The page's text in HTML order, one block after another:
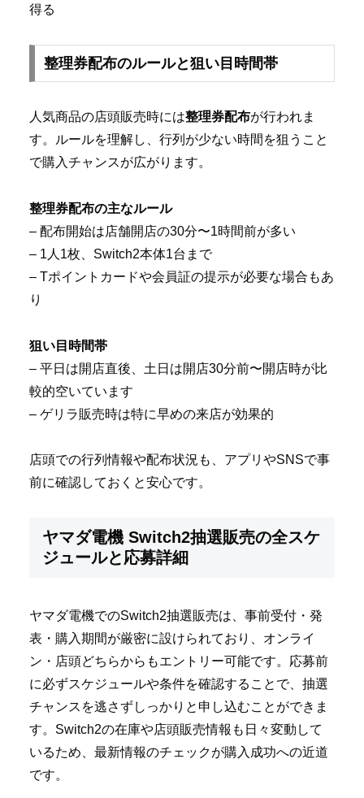
得る
整理券配布のルールと狙い目時間帯
人気商品の店頭販売時には整理券配布が行われま
す。ルールを理解し、行列が少ない時間を狙うこと
で購入チャンスが広がります。
整理券配布の主なルール
– 配布開始は店舗開店の30分〜1時間前が多い
– 1人1枚、Switch2本体1台まで
– Tポイントカードや会員証の提示が必要な場合もあ
り
狙い目時間帯
– 平日は開店直後、土日は開店30分前〜開店時が比
較的空いています
– ゲリラ販売時は特に早めの来店が効果的
店頭での行列情報や配布状況も、アプリやSNSで事
前に確認しておくと安心です。
ヤマダ電機 Switch2抽選販売の全スケ
ジュールと応募詳細
ヤマダ電機でのSwitch2抽選販売は、事前受付・発
表・購入期間が厳密に設けられており、オンライ
ン・店頭どちらからもエントリー可能です。応募前
に必ずスケジュールや条件を確認することで、抽選
チャンスを逃さずしっかりと申し込むことができま
す。Switch2の在庫や店頭販売情報も日々変動して
いるため、最新情報のチェックが購入成功への近道
です。